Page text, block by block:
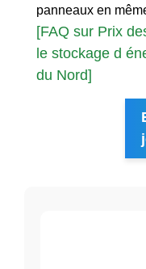
panneaux en
[FAQ sur Prix
le stockage d
du Nord]